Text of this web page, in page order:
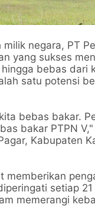
negara, PT
yang sukses
bebas dari
satu potensi
bebas bakar.
bakar PTPN
Kabupaten
setiap
memerangi